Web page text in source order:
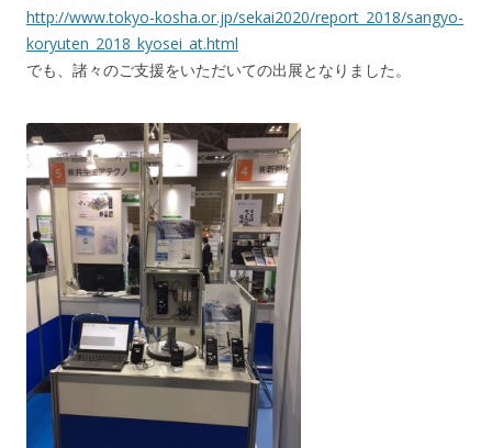
http://www.tokyo-kosha.or.jp/sekai2020/report_2018/sangyo-
koryuten_2018_kyosei_at.html
でも、諸々のご支援をいただいての出展となりました。